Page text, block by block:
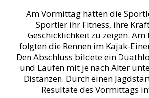
Am Vormittag hatten die
Sportler ihr Fitness, ihre
Geschicklichkeit zu zeigen.
folgten die Rennen im Kajak-
Den Abschluss bildete ein
und Laufen mit je nach Alter
Distanzen. Durch einen
Resultate des Vormittags